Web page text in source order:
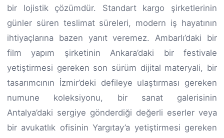
bir lojistik çözümdür. Standart kargo şirketlerinin
günler süren teslimat süreleri, modern iş hayatının
ihtiyaçlarına bazen yanıt veremez. Ambarlı’daki bir
film yapım şirketinin Ankara’daki bir festivale
yetiştirmesi gereken son sürüm dijital materyali, bir
tasarımcının İzmir’deki defileye ulaştırması gereken
numune koleksiyonu, bir sanat galerisinin
Antalya’daki sergiye gönderdiği değerli eserler veya
bir avukatlık ofisinin Yargıtay’a yetiştirmesi gereken